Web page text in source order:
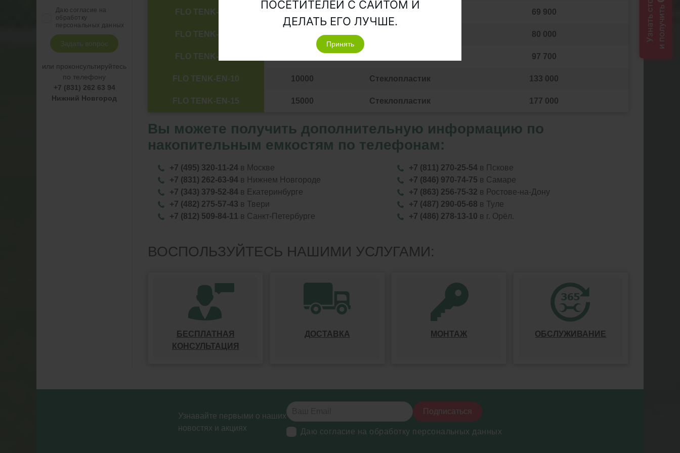
Даю согласие на
обработку
персональных данных
Задать вопрос
или проконсультируйтесь
по телефону
+7 (831) 262 63 94
Нижний Новгород
FLO TENK-EN-5 Стеклопластик 69 900
FLO TENK-EN-6 80 000
FLO TENK-EN-8 97 700
FLO TENK-EN-10 10000 Стеклопластик 133 000
FLO TENK-EN-15 15000 Стеклопластик 177 000
Вы можете получить дополнительную информацию по
накопительным емкостям по телефонам:
+7 (495) 320-11-24 в Москве
+7 (831) 262-63-94 в Нижнем Новгороде
+7 (343) 379-52-84 в Екатеринбурге
+7 (482) 275-57-43 в Твери
+7 (812) 509-84-11 в Санкт-Петербурге
+7 (811) 270-25-54 в Пскове
+7 (846) 970-74-75 в Самаре
+7 (863) 256-75-32 в Ростове-на-Дону
+7 (487) 290-05-68 в Туле
+7 (486) 278-13-10 в г. Орёл.
ВОСПОЛЬЗУЙТЕСЬ НАШИМИ УСЛУГАМИ:
БЕСПЛАТНАЯ
КОНСУЛЬТАЦИЯ
ДОСТАВКА МОНТАЖ ОБСЛУЖИВАНИЕ
Узнавайте первыми о наших
новостях и акциях
Подписаться
Даю согласие на обработку персональных данных
и получить
ПОСЕТИТЕЛЕЙ С САЙТОМ И
ДЕЛАТЬ ЕГО ЛУЧШЕ.
Принять